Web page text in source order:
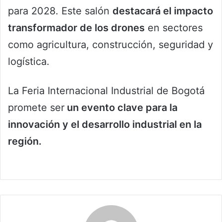
para 2028. Este salón destacará el impacto
transformador de los drones en sectores
como agricultura, construcción, seguridad y
logística.
La Feria Internacional Industrial de Bogotá
promete ser un evento clave para la
innovación y el desarrollo industrial en la
región.